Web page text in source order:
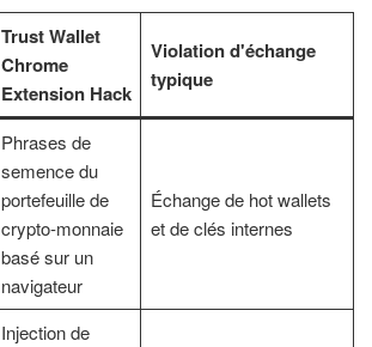
Trust Wallet
Chrome
Extension Hack
Violation d'échange
typique
Phrases de
semence du
portefeuille de
crypto-monnaie
basé sur un
navigateur
Échange de hot wallets
et de clés internes
Injection de